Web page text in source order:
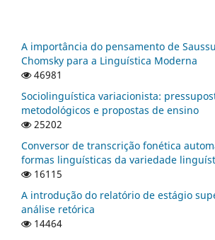
A importância do pensamento de
Chomsky para a Linguística Moderna
46981
Sociolinguística variacionista:
metodológicos e propostas de ensino
25202
Conversor de transcrição fonética
formas linguísticas da variedade
16115
A introdução do relatório de estágio
análise retórica
14464